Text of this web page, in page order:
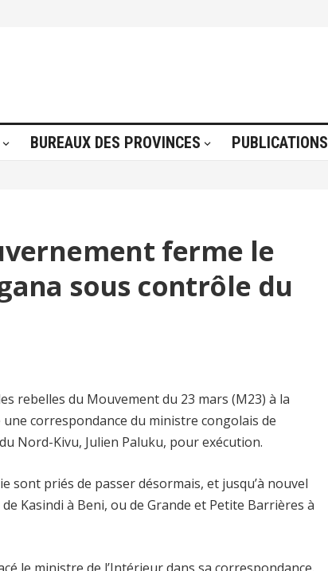
BUREAUX DES PROVINCES PUBLICATIONS
ferme le
sous contrôle du
rebelles du Mouvement du 23 mars (M23) à la
une correspondance du ministre congolais de
Nord-Kivu, Julien Paluku, pour exécution.
priés de passer désormais, et jusqu’à nouvel
Kasindi à Beni, ou de Grande et Petite Barrières à